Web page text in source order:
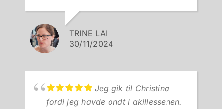
stor betydning for hurtige
fremskridt. Christina har været helt
afgørende for, at min førlighed
kan varmt anbefale Christina.
Hun har mine varmeste
anbefalinger.
TRINE LAI
30/11/2024
Jeg gik til Christina
fordi jeg havde ondt i akillessenen.